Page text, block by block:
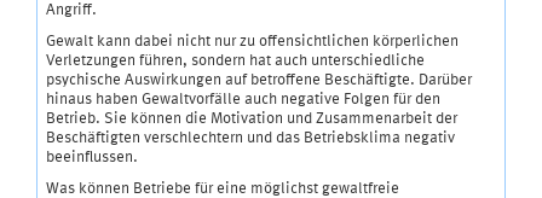
Angriff.
Gewalt kann dabei nicht nur zu offensichtlichen körperlichen
Verletzungen führen, sondern hat auch unterschiedliche
psychische Auswirkungen auf betroffene Beschäftigte. Darüber
hinaus haben Gewaltvorfälle auch negative Folgen für den
Betrieb. Sie können die Motivation und Zusammenarbeit der
Beschäftigten verschlechtern und das Betriebsklima negativ
beeinflussen.
Was können Betriebe für eine möglichst gewaltfreie